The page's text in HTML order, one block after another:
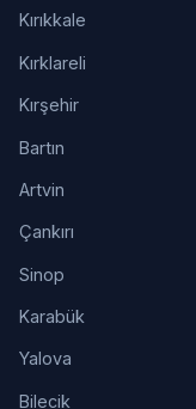
Kırıkkale
Kırklareli
Kırşehir
Bartın
Artvin
Çankırı
Sinop
Karabük
Yalova
Bilecik